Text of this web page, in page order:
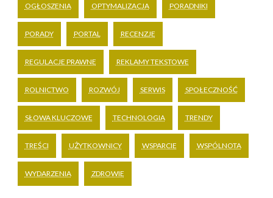
OGŁOSZENIA OPTYMALIZACJA PORADNIKI
PORADY PORTAL RECENZJE
REGULACJE PRAWNE REKLAMY TEKSTOWE
ROLNICTWO ROZWÓJ SERWIS SPOŁECZNOŚĆ
SŁOWA KLUCZOWE TECHNOLOGIA TRENDY
TREŚCI UŻYTKOWNICY WSPARCIE WSPÓLNOTA
WYDARZENIA ZDROWIE